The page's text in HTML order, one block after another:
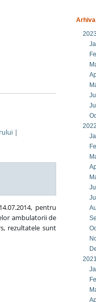
|
pentru
ambulatorii de
rezultatele sunt
2023
2022
2021